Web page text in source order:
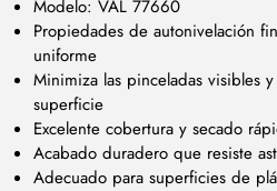
Modelo: VAL 77660
Propiedades de autonivelación
uniforme
Minimiza las pinceladas visibles
superficie
Excelente cobertura y secado
Acabado duradero que resiste
Adecuado para superficies de